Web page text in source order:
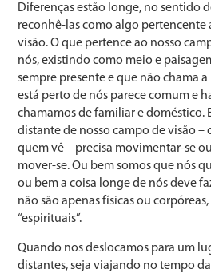
Diferenças estão longe, no sentido
reconhê-las como algo pertencente
visão. O que pertence ao nosso
nós, existindo como meio e
sempre presente e que não chama
está perto de nós parece comum e
chamamos de familiar e doméstico.
distante de nosso campo de visão –
quem vê – precisa movimentar-se
mover-se. Ou bem somos que nós
ou bem a coisa longe de nós deve
não são apenas físicas ou
“espirituais”.
Quando nos deslocamos para um
distantes, seja viajando no tempo